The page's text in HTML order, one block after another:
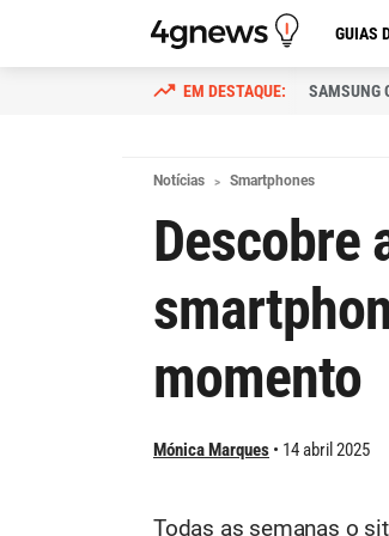
GUIAS
SAMSUNG
Notícias Smartphones
Descobre
momento
Mónica Marques 14 abril 2025
Todas as semanas o